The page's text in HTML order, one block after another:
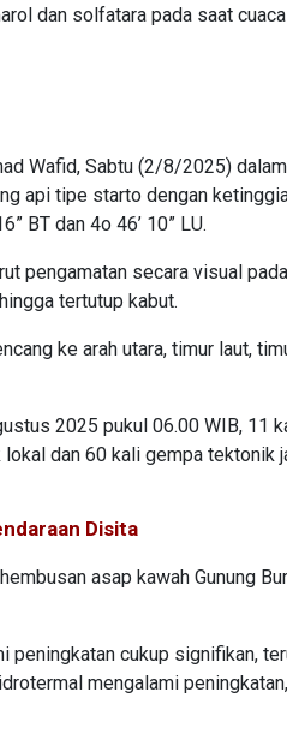
dan solfatara pada saat cuaca
Wafid, Sabtu (2/8/2025) dalam
api tipe starto dengan
BT dan 4o 46’ 10” LU.
pengamatan secara visual pada
tertutup kabut.
ke arah utara, timur laut,
2025 pukul 06.00 WIB, 11
dan 60 kali gempa tektonik
Disita
asap kawah Gunung
peningkatan cukup signifikan,
mengalami peningkatan,